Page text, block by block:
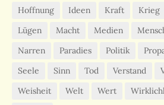
Hoffnung Ideen Kraft Krieg
Lügen
Macht Medien
Narren
Paradies Politik
Seele
Sinn Tod Verstand
Weisheit
Welt Wert